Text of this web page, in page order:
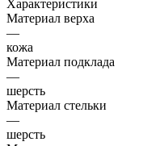
Характеристики
Материал верха
—
кожа
Материал подклада
—
шерсть
Материал стельки
—
шерсть